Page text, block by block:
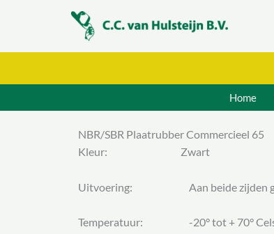
Home
NBR/SBR Plaatrubber Commercieel 65
Kleur: Zwart
Uitvoering: Aan beide zijden
Temperatuur: -20° tot + 70°